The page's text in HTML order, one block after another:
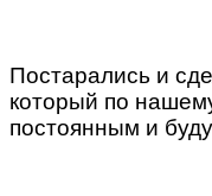
Постарались и
который по
постоянным и